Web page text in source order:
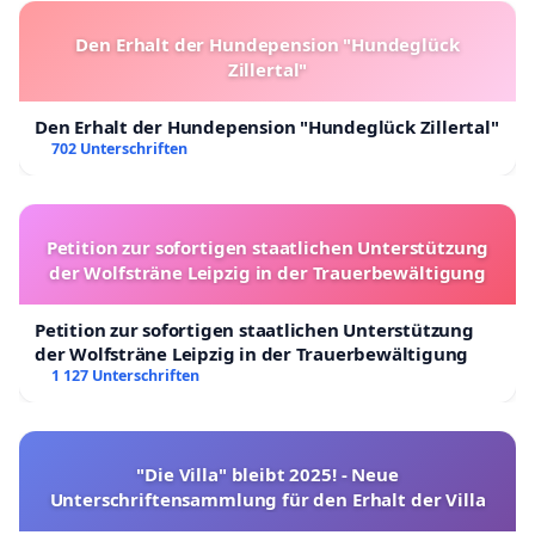
Den Erhalt der Hundepension "Hundeglück
Zillertal"
Den Erhalt der Hundepension "Hundeglück Zillertal"
702 Unterschriften
Petition zur sofortigen staatlichen Unterstützung
der Wolfsträne Leipzig in der Trauerbewältigung
Petition zur sofortigen staatlichen Unterstützung
der Wolfsträne Leipzig in der Trauerbewältigung
1 127 Unterschriften
"Die Villa" bleibt 2025! - Neue
Unterschriftensammlung für den Erhalt der Villa